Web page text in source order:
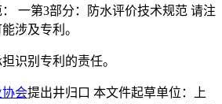
一第3部分：防水评价技术规范 请注
涉及专利。
识别专利的责任。
会提出井归口 本文件起草单位：上